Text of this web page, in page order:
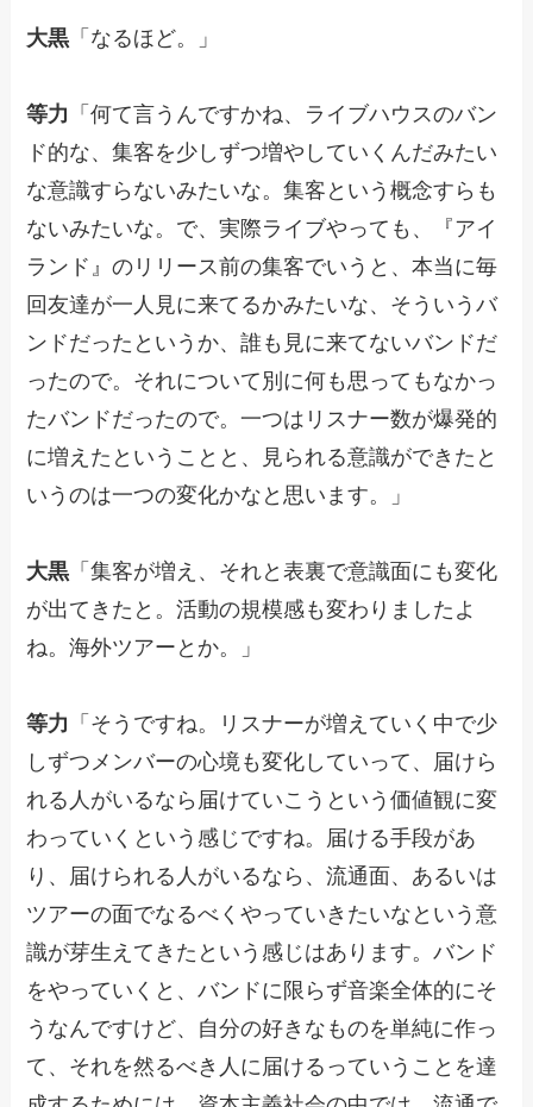
大黒 「なるほど。」
等力 「何て言うんですかね、ライブハウスのバン
ド的な、集客を少しずつ増やしていくんだみたい
な意識すらないみたいな。集客という概念すらも
ないみたいな。で、実際ライブやっても、『アイ
ランド』のリリース前の集客でいうと、本当に毎
回友達が一人見に来てるかみたいな、そういうバ
ンドだったというか、誰も見に来てないバンドだ
ったので。それについて別に何も思ってもなかっ
たバンドだったので。一つはリスナー数が爆発的
に増えたということと、見られる意識ができたと
いうのは一つの変化かなと思います。」
大黒 「集客が増え、それと表裏で意識面にも変化
が出てきたと。活動の規模感も変わりましたよ
ね。海外ツアーとか。」
等力 「そうですね。リスナーが増えていく中で少
しずつメンバーの心境も変化していって、届けら
れる人がいるなら届けていこうという価値観に変
わっていくという感じですね。届ける手段があ
り、届けられる人がいるなら、流通面、あるいは
ツアーの面でなるべくやっていきたいなという意
識が芽生えてきたという感じはあります。バンド
をやっていくと、バンドに限らず音楽全体的にそ
うなんですけど、自分の好きなものを単純に作っ
て、それを然るべき人に届けるっていうことを達